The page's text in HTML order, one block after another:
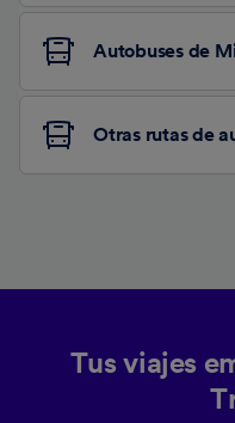
Autobuses de
Otras rutas de
Tus viajes